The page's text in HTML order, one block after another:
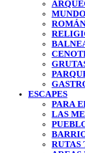
ESCAPES
PARA
LAS
RUTAS